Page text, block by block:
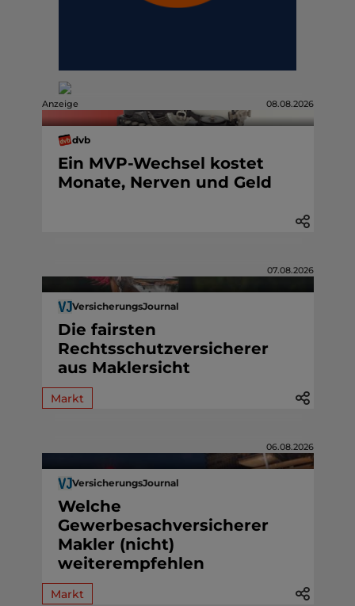
Anzeige 08.08.2026
dvb
Ein MVP-Wechsel kostet
Monate, Nerven und Geld
07.08.2026
VersicherungsJournal
Die fairsten
Rechtsschutzversicherer
aus Maklersicht
Markt
06.08.2026
VersicherungsJournal
Welche
Gewerbesachversicherer
Makler (nicht)
weiterempfehlen
Markt